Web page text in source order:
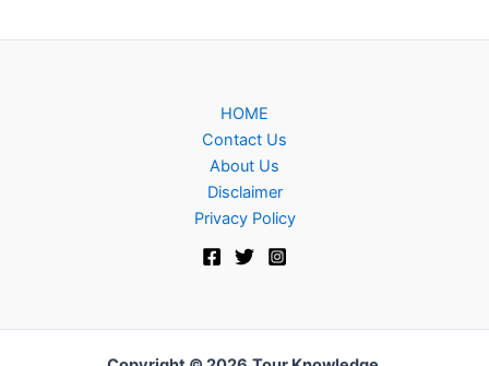
HOME
Contact Us
About Us
Disclaimer
Privacy Policy